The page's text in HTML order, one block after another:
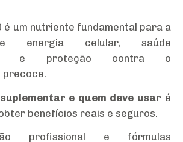
é um nutriente fundamental para a
energia celular, saúde
e proteção contra o
precoce.
e quem deve usar é
benefícios reais e seguros.
profissional e fórmulas